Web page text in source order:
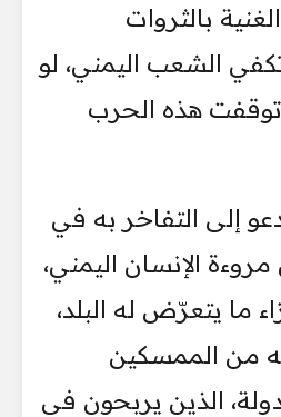
بالثروات
الشعب اليمني، لو
هذه الحرب
إلى التفاخر به في
الإنسان اليمني،
ما يتعرّض له البلد،
من الممسكين
الذين يربحون في